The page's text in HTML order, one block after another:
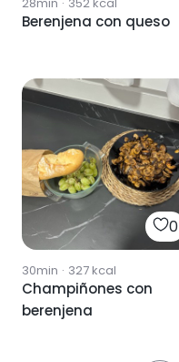
Berenjena con queso
0
30min · 327kcal
Champiñones con
berenjena